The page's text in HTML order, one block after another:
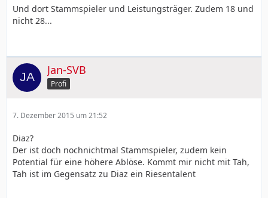
Und dort Stammspieler und Leistungsträger. Zudem 18 und
nicht 28...
Jan-SVB
Profi
7. Dezember 2015 um 21:52
Diaz?
Der ist doch nochnichtmal Stammspieler, zudem kein
Potential für eine höhere Ablöse. Kommt mir nicht mit Tah,
Tah ist im Gegensatz zu Diaz ein Riesentalent